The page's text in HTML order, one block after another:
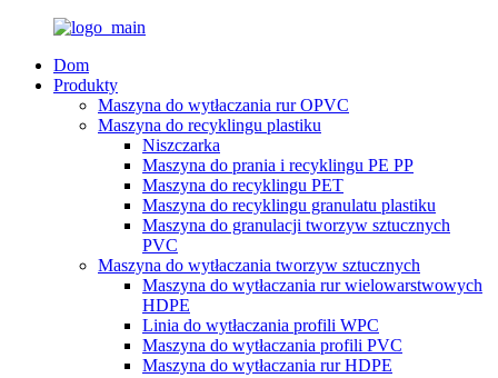
Dom
Produkty
Maszyna do wytłaczania rur OPVC
Maszyna do recyklingu plastiku
Niszczarka
Maszyna do prania i recyklingu PE PP
Maszyna do recyklingu PET
Maszyna do recyklingu granulatu plastiku
Maszyna do granulacji tworzyw sztucznych
PVC
Maszyna do wytłaczania tworzyw sztucznych
Maszyna do wytłaczania rur wielowarstwowych
HDPE
Linia do wytłaczania profili WPC
Maszyna do wytłaczania profili PVC
Maszyna do wytłaczania rur HDPE